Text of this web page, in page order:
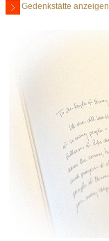
Gedenkstätte anzeigen